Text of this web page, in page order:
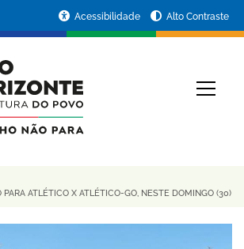
Acessibilidade Alto Contraste
PARA ATLÉTICO X ATLÉTICO-GO, NESTE DOMINGO (30)